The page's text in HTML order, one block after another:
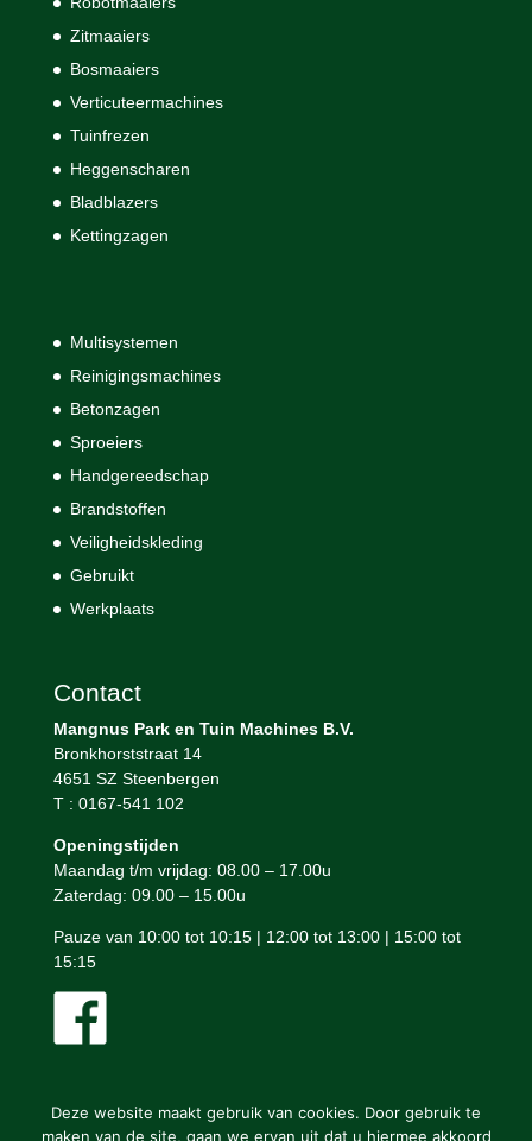
Zitmaaiers
Bosmaaiers
Verticuteermachines
Tuinfrezen
Heggenscharen
Bladblazers
Kettingzagen
Multisystemen
Reinigingsmachines
Betonzagen
Sproeiers
Handgereedschap
Brandstoffen
Veiligheidskleding
Gebruikt
Werkplaats
Contact
Mangnus Park en Tuin Machines B.V.
Bronkhorststraat 14
4651 SZ Steenbergen
T : 0167-541 102
Openingstijden
Maandag t/m vrijdag: 08.00 – 17.00u
Zaterdag: 09.00 – 15.00u
Pauze van 10:00 tot 10:15 | 12:00 tot 13:00 | 15:00 tot
15:15
Deze website maakt gebruik van cookies. Door gebruik te
maken van de site, gaan we ervan uit dat u hiermee akkoord